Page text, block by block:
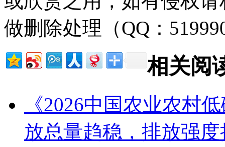
做删除处理（QQ：
相关阅
《2026中国农业农村
放总量趋稳，排放强